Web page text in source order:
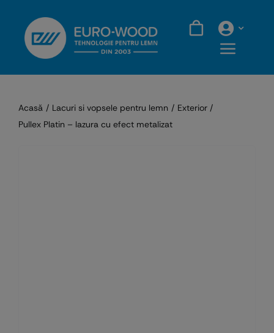
content
Acasă Lacuri si vopsele pentru lemn
Exterior
Pullex Platin – lazura cu efect metalizat